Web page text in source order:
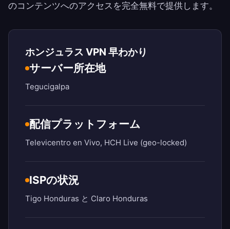
のコンテンツへのアクセスを完全無料で提供します。
ホンジュラス VPN 早わかり
サーバー所在地
Tegucigalpa
配信プラットフォーム
Televicentro en Vivo, HCH Live (geo-locked)
ISPの状況
Tigo Honduras と Claro Honduras